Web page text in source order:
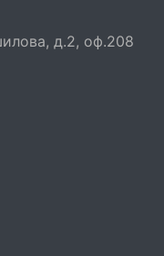
д.2, оф.208